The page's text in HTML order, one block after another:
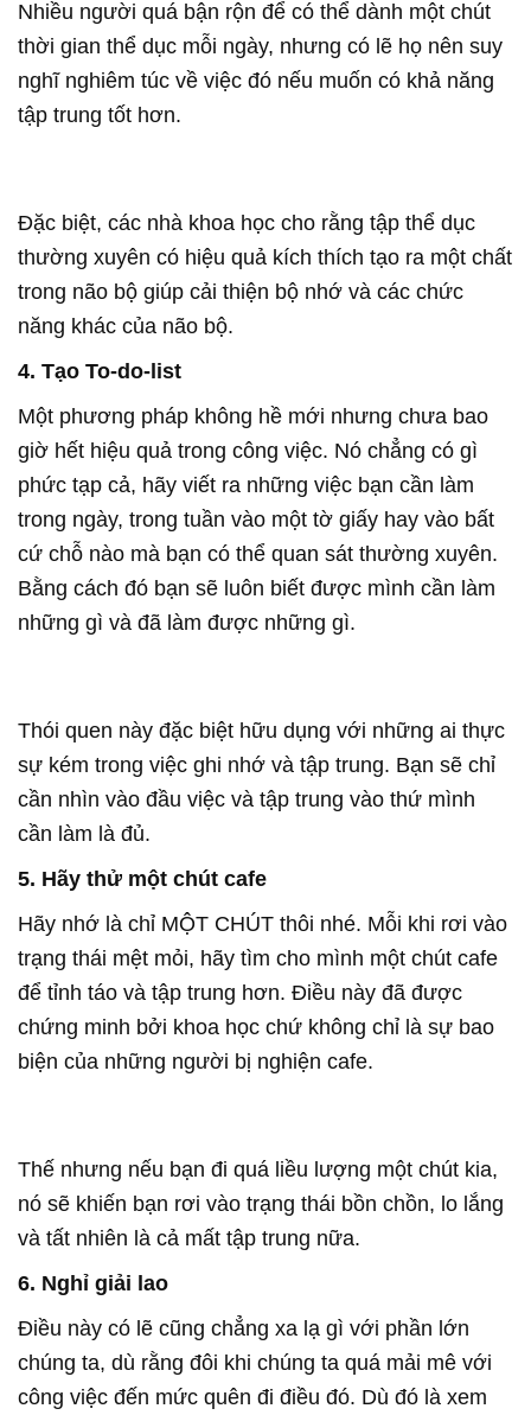
Nhiều người quá bận rộn để có thể dành một chút
thời gian thể dục mỗi ngày, nhưng có lẽ họ nên suy
nghĩ nghiêm túc về việc đó nếu muốn có khả năng
tập trung tốt hơn.
Đặc biệt, các nhà khoa học cho rằng tập thể dục
thường xuyên có hiệu quả kích thích tạo ra một chất
trong não bộ giúp cải thiện bộ nhớ và các chức
năng khác của não bộ.
4. Tạo To-do-list
Một phương pháp không hề mới nhưng chưa bao
giờ hết hiệu quả trong công việc. Nó chẳng có gì
phức tạp cả, hãy viết ra những việc bạn cần làm
trong ngày, trong tuần vào một tờ giấy hay vào bất
cứ chỗ nào mà bạn có thể quan sát thường xuyên.
Bằng cách đó bạn sẽ luôn biết được mình cần làm
những gì và đã làm được những gì.
Thói quen này đặc biệt hữu dụng với những ai thực
sự kém trong việc ghi nhớ và tập trung. Bạn sẽ chỉ
cần nhìn vào đầu việc và tập trung vào thứ mình
cần làm là đủ.
5. Hãy thử một chút cafe
Hãy nhớ là chỉ MỘT CHÚT thôi nhé. Mỗi khi rơi vào
trạng thái mệt mỏi, hãy tìm cho mình một chút cafe
để tỉnh táo và tập trung hơn. Điều này đã được
chứng minh bởi khoa học chứ không chỉ là sự bao
biện của những người bị nghiện cafe.
Thế nhưng nếu bạn đi quá liều lượng một chút kia,
nó sẽ khiến bạn rơi vào trạng thái bồn chồn, lo lắng
và tất nhiên là cả mất tập trung nữa.
6. Nghỉ giải lao
Điều này có lẽ cũng chẳng xa lạ gì với phần lớn
chúng ta, dù rằng đôi khi chúng ta quá mải mê với
công việc đến mức quên đi điều đó. Dù đó là xem